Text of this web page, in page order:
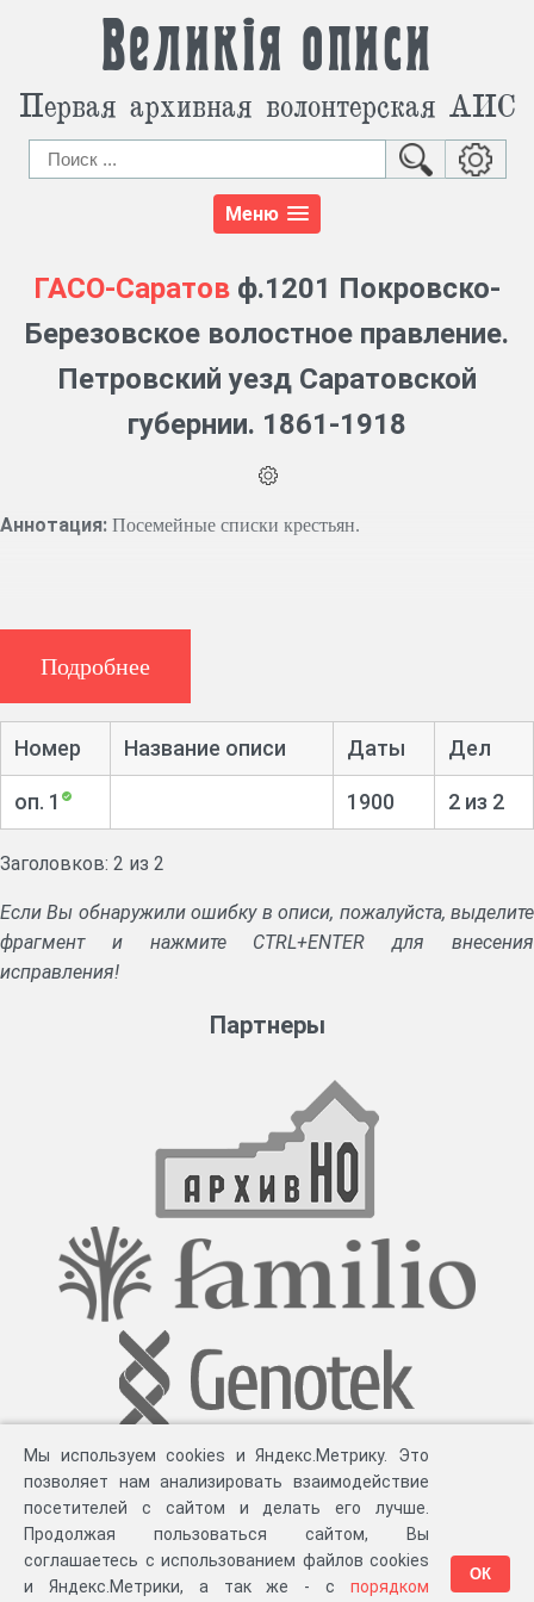
Великія описи
Первая архивная волонтерская АИС
Меню
ГАСО-Саратов ф.1201 Покровско-
Березовское волостное правление.
Петровский уезд Саратовской
губернии. 1861-1918
Аннотация: Посемейные списки крестьян.
Подробнее
Номер Название описи Даты Дел
оп. 1 1900 2 из 2
Заголовков: 2 из 2
Если Вы обнаружили ошибку в описи, пожалуйста, выделите
фрагмент и нажмите CTRL+ENTER для внесения
исправления!
Партнеры
Мы используем cookies и Яндекс.Метрику. Это
позволяет нам анализировать взаимодействие
посетителей с сайтом и делать его лучше.
Продолжая пользоваться сайтом, Вы
соглашаетесь с использованием файлов cookies
и Яндекс.Метрики, а так же - с порядком
ОК